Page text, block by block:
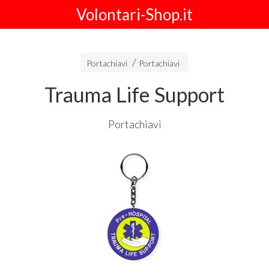
Volontari-Shop.it
Portachiavi Portachiavi
Trauma Life Support
Portachiavi